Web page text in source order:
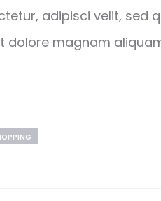
adipisci velit, sed
dolore magnam